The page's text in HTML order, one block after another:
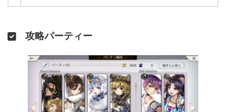
攻略パーティー